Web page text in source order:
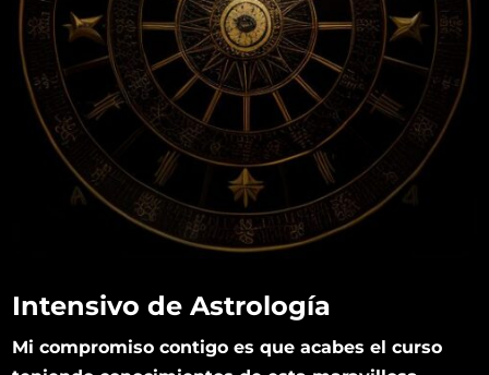
Intensivo de Astrología
Mi compromiso contigo es que acabes el curso